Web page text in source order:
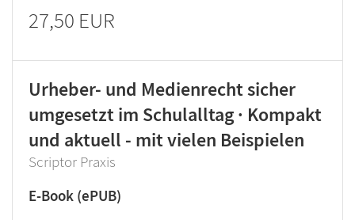
27,50 EUR
Urheber- und Medienrecht sicher
umgesetzt im Schulalltag · Kompakt
und aktuell - mit vielen Beispielen
Scriptor Praxis
E-Book (ePUB)